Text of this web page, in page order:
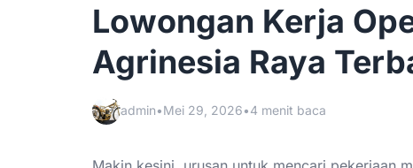
Lowongan Kerja
Agrinesia Raya
admin•Mei 29, 2026•4 menit baca